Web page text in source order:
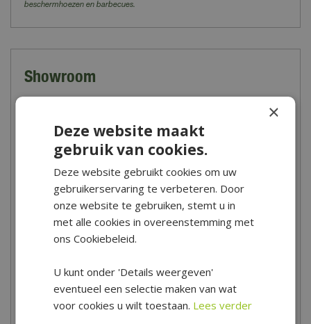
beschermhoezen en barbecues.
Showroom
In onze winkel in Hoogwoud vind je een prachtige afdeling met
barbecues van topmerken zoals Weber, Cadac, The Bastard en
accessoire? Dan zal je bij De Boet ook zeker slagen. Kom snel
eens langs in onze winkel om het assortiment te bekijken en laat
×
Deze website maakt
gebruik van cookies.
Deze website gebruikt cookies om uw
gebruikerservaring te verbeteren. Door
onze website te gebruiken, stemt u in
met alle cookies in overeenstemming met
ons Cookiebeleid.
U kunt onder 'Details weergeven'
eventueel een selectie maken van wat
voor cookies u wilt toestaan. Lees verder